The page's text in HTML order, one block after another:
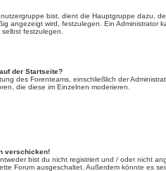
bist, dient die Hauptgruppe dazu,
angezeigt wird, festzulegen. Ein Administrator
festzulegen.
der Startseite?
des Forenteams, einschließlich der
die diese im Einzelnen moderieren.
verschicken!
bist du nicht registriert und / oder nicht
Forum ausgeschaltet. Außerdem könnte es